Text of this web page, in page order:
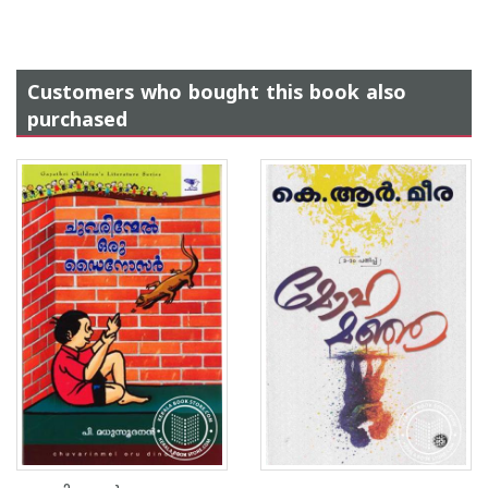
Customers who bought this book also
purchased